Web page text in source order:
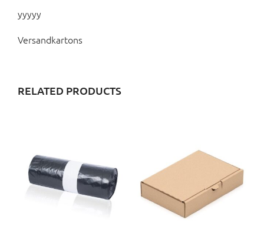
yyyyy
Versandkartons
RELATED PRODUCTS